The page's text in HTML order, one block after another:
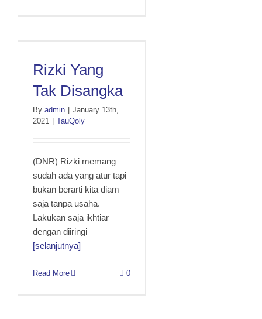
Rizki Yang
Tak Disangka
By admin
January 13th,
2021
TauQoly
(DNR) Rizki memang
sudah ada yang atur tapi
bukan berarti kita diam
saja tanpa usaha.
Lakukan saja ikhtiar
dengan diiringi
[selanjutnya]
Read More 0